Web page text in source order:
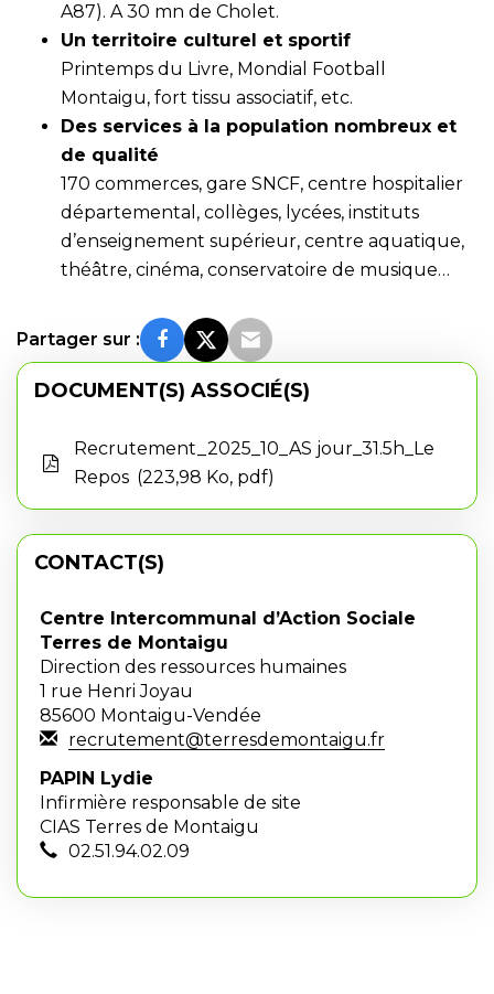
A87). A 30 mn de Cholet.
Un territoire culturel et sportif
Printemps du Livre, Mondial Football
Montaigu, fort tissu associatif, etc.
Des services à la population nombreux et
de qualité
170 commerces, gare SNCF, centre hospitalier
départemental, collèges, lycées, instituts
d’enseignement supérieur, centre aquatique,
théâtre, cinéma, conservatoire de musique…
Partager sur :
DOCUMENT(S) ASSOCIÉ(S)
Recrutement_2025_10_AS jour_31.5h_Le
Repos
223,98 Ko, pdf
CONTACT(S)
Centre Intercommunal d’Action Sociale
Terres de Montaigu
Direction des ressources humaines
1 rue Henri Joyau
85600 Montaigu-Vendée
recrutement@terresdemontaigu.fr
PAPIN Lydie
Infirmière responsable de site
CIAS Terres de Montaigu
02.51.94.02.09